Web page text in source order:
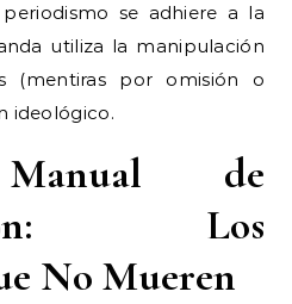
se adhiere a la
utiliza la manipulación
(mentiras por omisión o
ideológico.
de
Los
No Mueren